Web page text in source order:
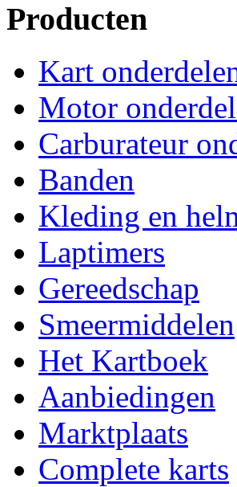
Producten
Kart
Motor
Carburateur
Banden
Kleding en
Laptimers
Gereedschap
Smeermiddelen
Het Kartboek
Aanbiedingen
Marktplaats
Complete karts